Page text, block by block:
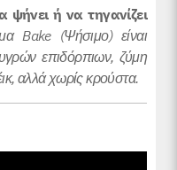
ψήνειή να τηγανίζει
Bake (Ψήσιμο)είναι
επιδόρπιων, ζύμη
αλλά χωρίς κρούστα.